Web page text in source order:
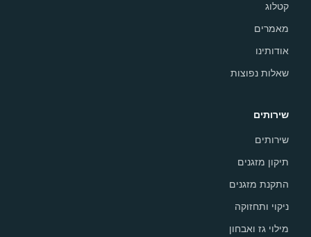
קטלוג
מאמרים
אודותינו
שאלות נפוצות
שירותים
שירותים
תיקון מזגנים
התקנת מזגנים
ניקוי ותחזוקה
מילוי גז ואבחון